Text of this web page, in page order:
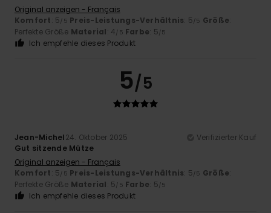
Original anzeigen - Français
Komfort: 5/5 Preis-Leistungs-Verhältnis: 5/5 Größe:
Perfekte Größe Material: 4/5 Farbe: 5/5
Ich empfehle dieses Produkt
5/5
Jean-Michel24. Oktober 2025
Verifizierter Kauf
Gut sitzende Mütze
Original anzeigen - Français
Komfort: 5/5 Preis-Leistungs-Verhältnis: 5/5 Größe:
Perfekte Größe Material: 5/5 Farbe: 5/5
Ich empfehle dieses Produkt